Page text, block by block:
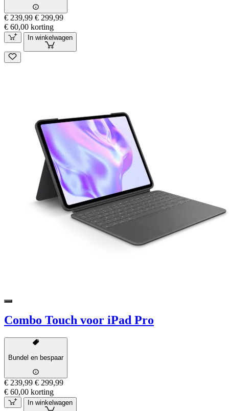
€ 239,99 € 299,99
€ 60,00 korting
In winkelwagen
Combo Touch voor iPad Pro
Bundel en bespaar
€ 239,99 € 299,99
€ 60,00 korting
In winkelwagen